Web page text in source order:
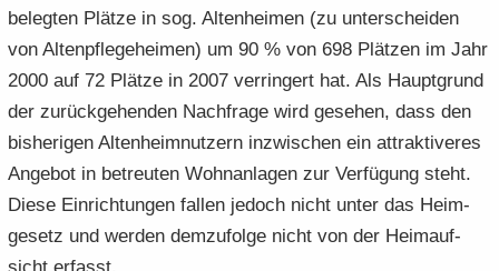
be­leg­ten Plät­ze in sog. Al­ten­hei­men (zu un­ter­schei­den
von Al­ten­pfle­ge­hei­men) um 90 % von 698 Plät­zen im Jahr
2000 auf 72 Plät­ze in 2007 ver­rin­gert hat. Als Haupt­grund
der zu­rück­ge­hen­den Nach­fra­ge wird ge­se­hen, dass den
bis­he­ri­gen Al­ten­heim­nut­zern in­zwi­schen ein at­trak­ti­ve­res
An­ge­bot in be­treu­ten Wohn­an­la­gen zur Ver­fü­gung steht.
Diese Ein­rich­tun­gen fal­len je­doch nicht unter das Heim­
ge­setz und wer­den dem­zu­fol­ge nicht von der Heim­auf­